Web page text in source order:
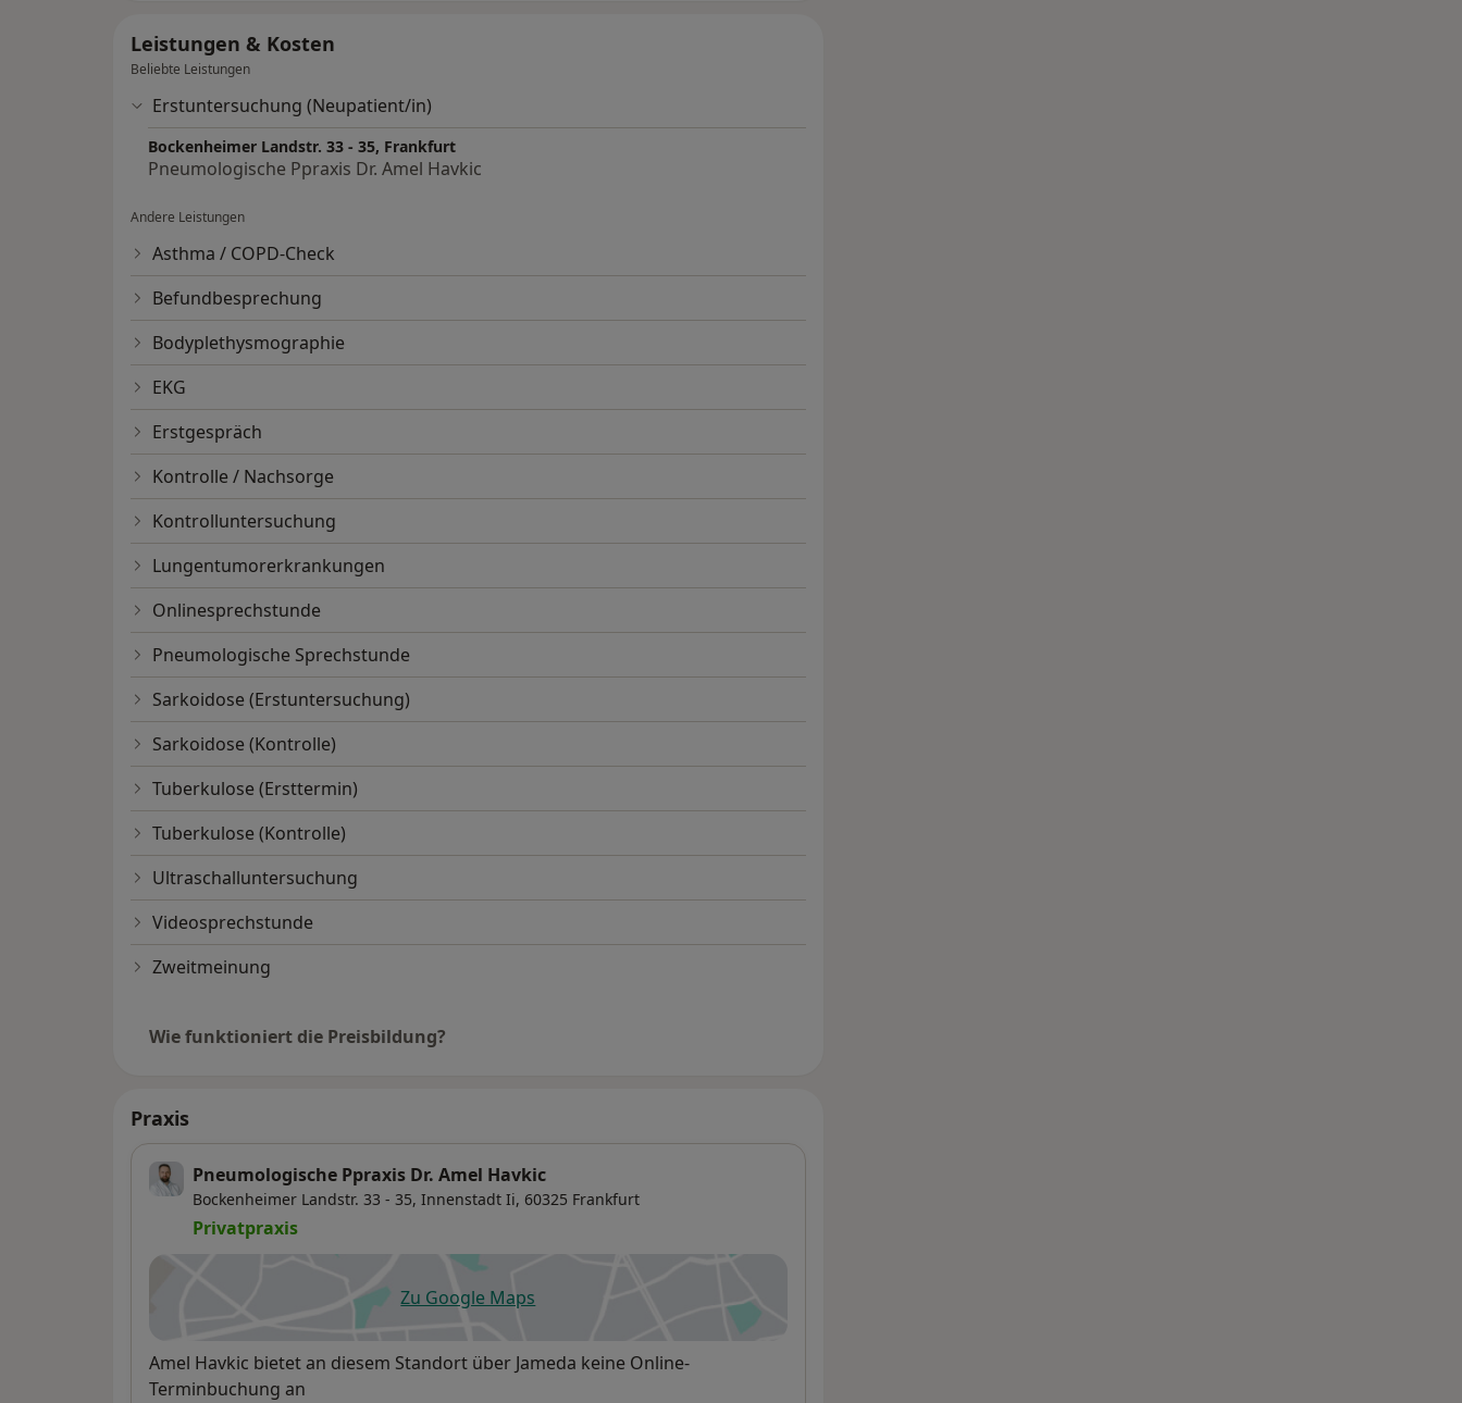
Leistungen & Kosten
Beliebte Leistungen
Erstuntersuchung (Neupatient/in)
Bockenheimer Landstr. 33 - 35, Frankfurt
Pneumologische Ppraxis Dr. Amel Havkic
Andere Leistungen
Asthma / COPD-Check
Befundbesprechung
Bodyplethysmographie
EKG
Erstgespräch
Kontrolle / Nachsorge
Kontrolluntersuchung
Lungentumorerkrankungen
Onlinesprechstunde
Pneumologische Sprechstunde
Sarkoidose (Erstuntersuchung)
Sarkoidose (Kontrolle)
Tuberkulose (Ersttermin)
Tuberkulose (Kontrolle)
Ultraschalluntersuchung
Videosprechstunde
Zweitmeinung
Wie funktioniert die Preisbildung?
Praxis
Pneumologische Ppraxis Dr. Amel Havkic
Bockenheimer Landstr. 33 - 35, Innenstadt Ii, 60325 Frankfurt
Privatpraxis
Zu Google Mapsöffnet in einer neuen Registerkarte
Verfügbarkeit
Amel Havkic bietet an diesem Standort über Jameda keine Online-
Terminbuchung an